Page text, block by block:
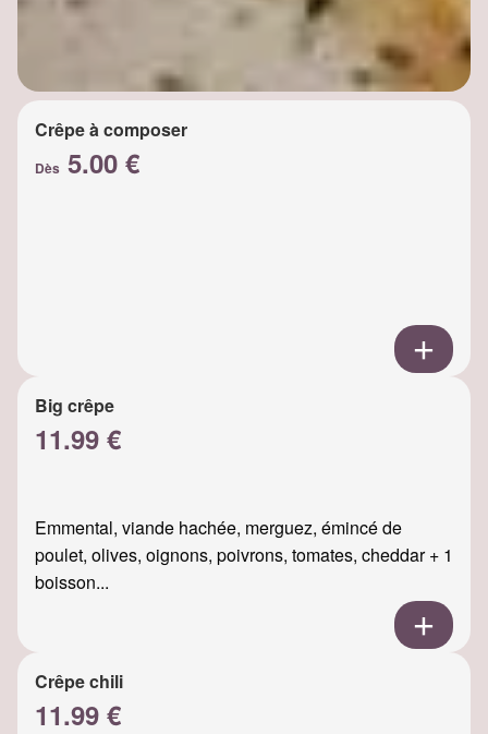
Crêpe à composer
Dès 5.00 €
Big crêpe
11.99 €
Emmental, viande hachée, merguez, émincé de
poulet, olives, oignons, poivrons, tomates, cheddar + 1
boisson...
Crêpe chili
11.99 €